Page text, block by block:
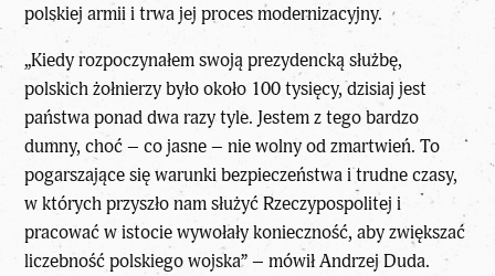
polskiej armii i trwa jej proces modernizacyjny.
„Kiedy rozpoczynałem swoją prezydencką służbę,
polskich żołnierzy było około 100 tysięcy, dzisiaj jest
państwa ponad dwa razy tyle. Jestem z tego bardzo
dumny, choć – co jasne – nie wolny od zmartwień. To
pogarszające się warunki bezpieczeństwa i trudne czasy,
w których przyszło nam służyć Rzeczypospolitej i
pracować w istocie wywołały konieczność, aby zwiększać
liczebność polskiego wojska” – mówił Andrzej Duda.